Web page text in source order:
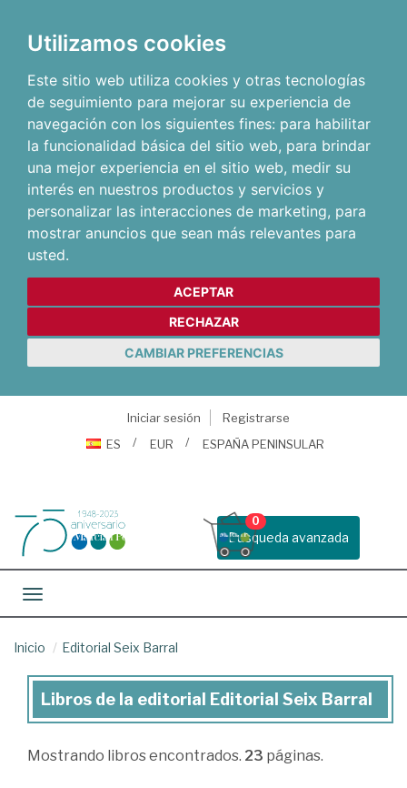
Utilizamos cookies
Este sitio web utiliza cookies y otras tecnologías
de seguimiento para mejorar su experiencia de
navegación con los siguientes fines: para habilitar
la funcionalidad básica del sitio web, para brindar
una mejor experiencia en el sitio web, medir su
interés en nuestros productos y servicios y
personalizar las interacciones de marketing, para
mostrar anuncios que sean más relevantes para
usted.
ACEPTAR
RECHAZAR
CAMBIAR PREFERENCIAS
Iniciar sesión
Registrarse
ES
EUR ESPAÑA PENINSULAR
Busqueda avanzada
0
Toggle navigation
Inicio Editorial Seix Barral
Libros
la
Libros de la editorial Editorial Seix Barral
Mostrando libros encontrados. 23 páginas.